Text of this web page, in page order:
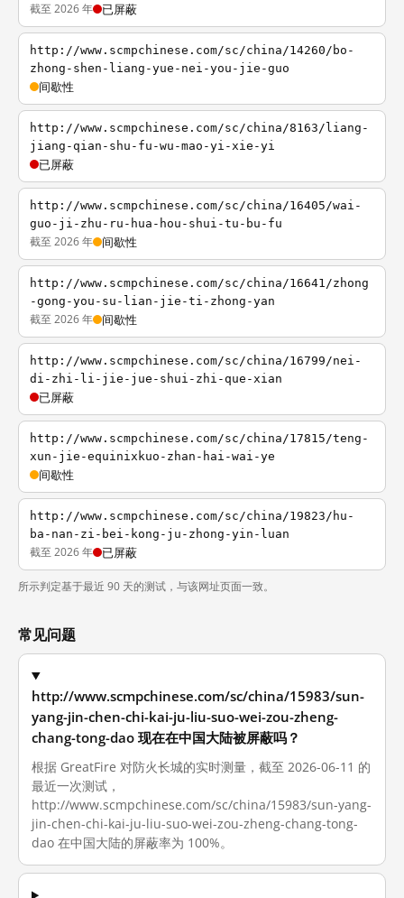
截至 2026 年 已屏蔽
http://www.scmpchinese.com/sc/china/14260/bo-
zhong-shen-liang-yue-nei-you-jie-guo
间歇性
http://www.scmpchinese.com/sc/china/8163/liang-
jiang-qian-shu-fu-wu-mao-yi-xie-yi
已屏蔽
http://www.scmpchinese.com/sc/china/16405/wai-
guo-ji-zhu-ru-hua-hou-shui-tu-bu-fu
截至 2026 年 间歇性
http://www.scmpchinese.com/sc/china/16641/zhong
-gong-you-su-lian-jie-ti-zhong-yan
截至 2026 年 间歇性
http://www.scmpchinese.com/sc/china/16799/nei-
di-zhi-li-jie-jue-shui-zhi-que-xian
已屏蔽
http://www.scmpchinese.com/sc/china/17815/teng-
xun-jie-equinixkuo-zhan-hai-wai-ye
间歇性
http://www.scmpchinese.com/sc/china/19823/hu-
ba-nan-zi-bei-kong-ju-zhong-yin-luan
截至 2026 年 已屏蔽
所示判定基于最近 90 天的测试，与该网址页面一致。
常见问题
http://www.scmpchinese.com/sc/china/15983/sun-
yang-jin-chen-chi-kai-ju-liu-suo-wei-zou-zheng-
chang-tong-dao 现在在中国大陆被屏蔽吗？
根据 GreatFire 对防火长城的实时测量，截至 2026-06-11 的
最近一次测试，
http://www.scmpchinese.com/sc/china/15983/sun-yang-
jin-chen-chi-kai-ju-liu-suo-wei-zou-zheng-chang-tong-
dao 在中国大陆的屏蔽率为 100%。